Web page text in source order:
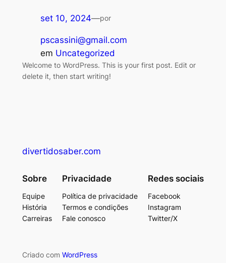
set 10, 2024—por
pscassini@gmail.com
em Uncategorized
Welcome to WordPress. This is your first post. Edit or
delete it, then start writing!
divertidosaber.com
Sobre
Equipe
História
Carreiras
Privacidade
Política de privacidade
Termos e condições
Fale conosco
Redes sociais
Facebook
Instagram
Twitter/X
Criado com WordPress